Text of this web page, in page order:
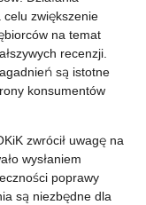
zwiększenie
na temat
recenzji.
są istotne
konsumentów
zwrócił uwagę na
wysłaniem
poprawy
są niezbędne dla